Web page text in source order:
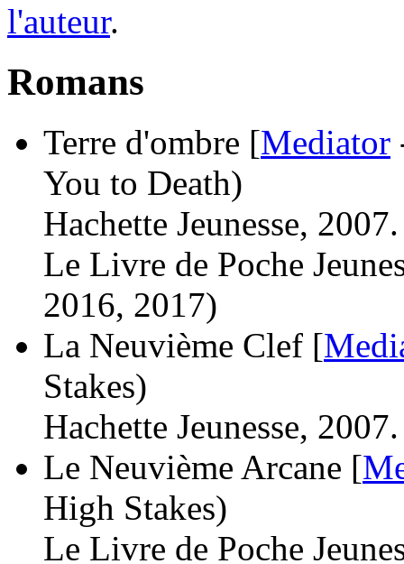
l'auteur.
Romans
Terre d'ombre [Mediator
You to Death)
Hachette Jeunesse, 2007.
Le Livre de Poche
2016, 2017)
La Neuvième Clef [
Stakes)
Hachette Jeunesse, 2007.
Le Neuvième Arcane [
High Stakes)
Le Livre de Poche